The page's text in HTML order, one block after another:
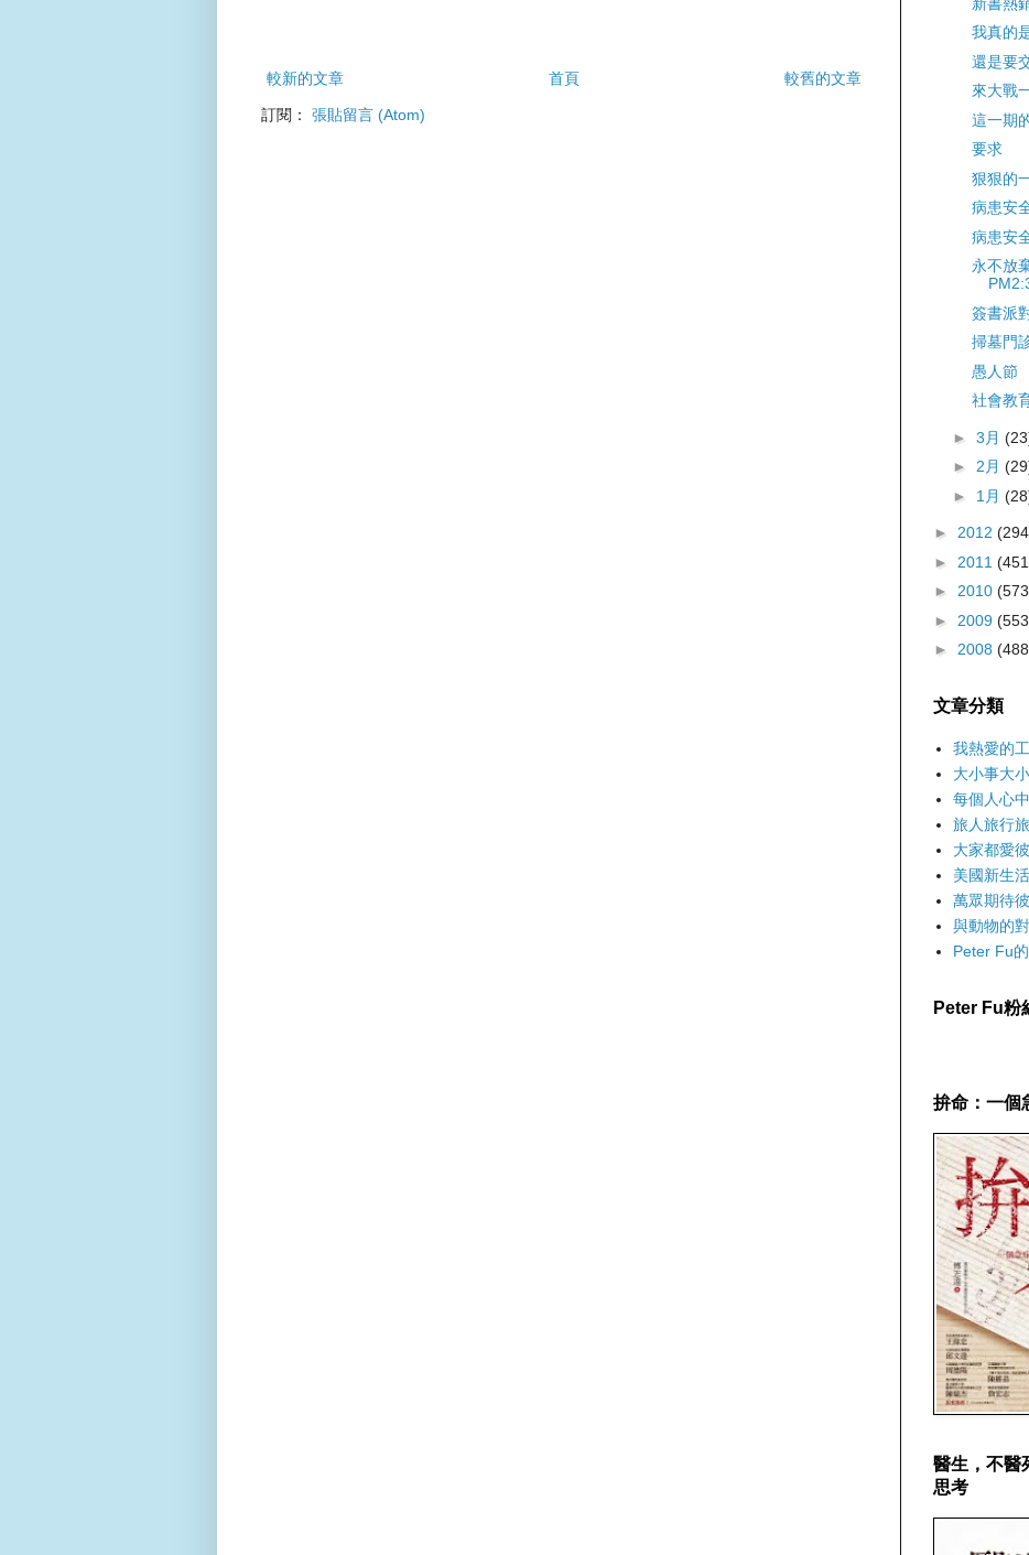
較新的文章 較舊的文章
首頁
訂閱： 張貼留言 (Atom)
我真的
還是要
來大戰
這一期
要求
狠狠的
病患安
病患安
永不放
簽書派
掃墓門
愚人節
社會教
► 3月
► 2月
► 1月
► 2012
► 2011
► 2010
► 2009
► 2008
文章分類
我熱愛的
大小事大
每個人心
旅人旅行
大家都愛
美國新生活
萬眾期待
與動物的
Peter Fu
Peter Fu粉
拚命：一個
醫生，不醫
思考